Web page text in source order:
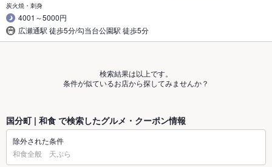
炭火焼・刺身
4001～5000円
広瀬通駅 徒歩5分/勾当台公園駅 徒歩5分
検索結果は以上です。
条件が似ているお店から探してみませんか？
国分町 | 和食 で検索したグルメ・クーポン情報
除外された条件
和食全般 天ぷら